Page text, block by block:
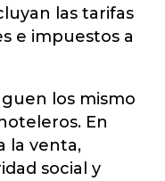
las tarifas
e impuestos a
los mismo
En
la venta,
social y